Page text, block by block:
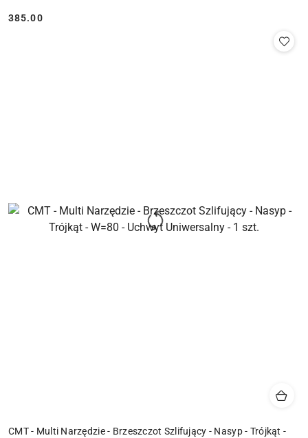
Cena:
385.00
CMT - Multi Narzędzie - Brzeszczot Szlifujący - Nasyp - Trójkąt -